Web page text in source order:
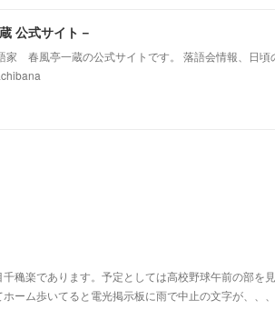
公式サイト－
春風亭一蔵の公式サイトです。 落語会情報、日頃
穐楽であります。予定としては高校野球午前の部を
ーム歩いてると電光掲示板に雨で中止の文字が、、